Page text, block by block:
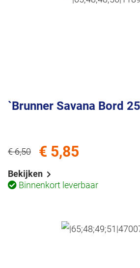
`Brunner Savana Bord
Bekijken
Binnenkort leverbaar
€ 6,50 € 5,85